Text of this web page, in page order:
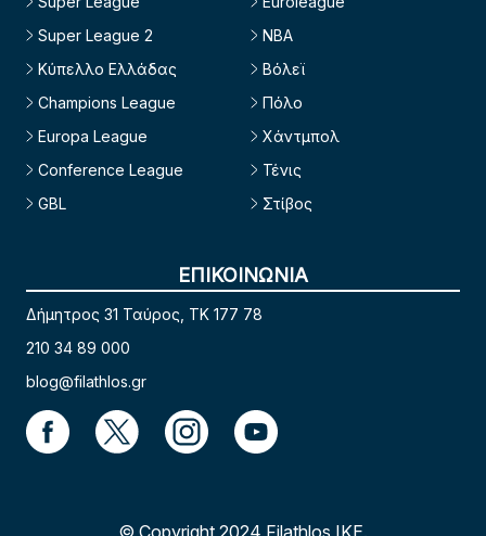
Super League 2
Κύπελλο Ελλάδας
Champions League
Europa League
Conference League
GBL
NBA
Βόλεϊ
Πόλο
Χάντμπολ
Τένις
Στίβος
ΕΠΙΚΟΙΝΩΝΙΑ
Δήμητρος 31 Ταύρος, TK 177 78
210 34 89 000
blog@filathlos.gr